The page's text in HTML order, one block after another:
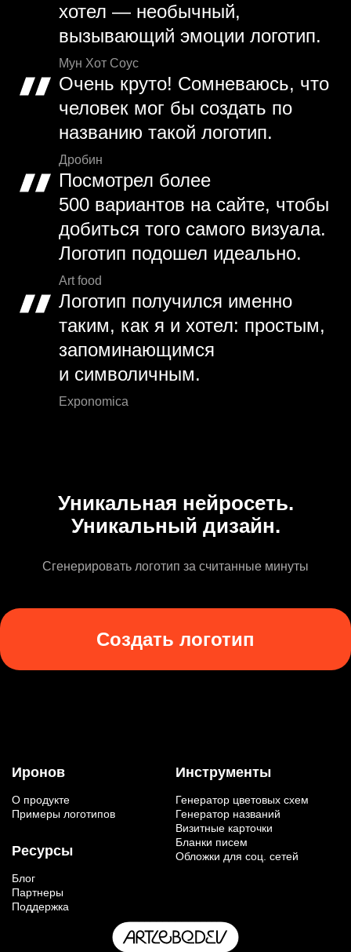
хотел — необычный,
вызывающий эмоции логотип.
Мун Хот Соус
Очень круто! Сомневаюсь, что
человек мог бы создать по
названию такой логотип.
Дробин
Посмотрел более
500 вариантов на сайте, чтобы
добиться того самого визуала.
Логотип подошел идеально.
Art food
Логотип получился именно
таким, как я и хотел: простым,
запоминающимся
и символичным.
Exponomica
Уникальная нейросеть.
Уникальный дизайн.
Сгенерировать логотип за считанные минуты
Создать логотип
Иронов
О продукте
Примеры логотипов
Ресурсы
Блог
Партнеры
Поддержка
Инструменты
Генератор цветовых схем
Генератор названий
Визитные карточки
Бланки писем
Обложки для соц. сетей